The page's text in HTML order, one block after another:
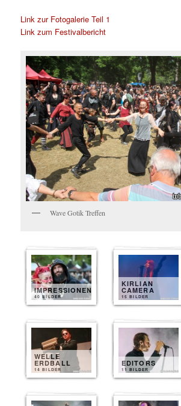
Link zur Fotogalerie Teil 1
Link zum Festivalbericht
Wave Gotik Treffen
IMPRESSIONEN
40 BILDER
KIRLIAN
CAMERA
15 BILDER
WELLE
ERDBALL
14 BILDER
EDITORS
11 BILDER